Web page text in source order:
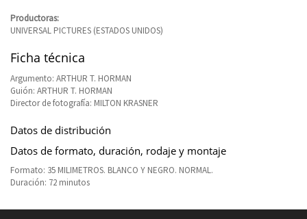
Productoras:
UNIVERSAL PICTURES (ESTADOS UNIDOS)
Ficha técnica
Argumento: ARTHUR T. HORMAN
Guión: ARTHUR T. HORMAN
Director de fotografía: MILTON KRASNER
Datos de distribución
Datos de formato, duración, rodaje y montaje
Formato: 35 MILIMETROS. BLANCO Y NEGRO. NORMAL.
Duración: 72 minutos